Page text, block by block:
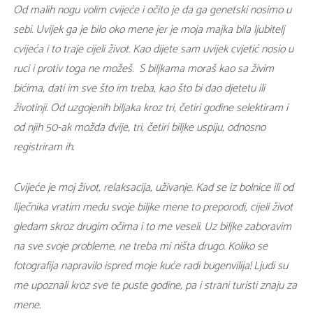
Od malih nogu volim cvijeće i očito je da ga genetski nosimo u
sebi. Uvijek ga je bilo oko mene jer je moja majka bila ljubitelj
cvijeća i to traje cijeli život. Kao dijete sam uvijek cvjetić nosio u
ruci i protiv toga ne možeš. S biljkama moraš kao sa živim
bićima, dati im sve što im treba, kao što bi dao djetetu ili
životinji. Od uzgojenih biljaka kroz tri, četiri godine selektiram i
od njih 50-ak možda dvije, tri, četiri biljke uspiju, odnosno
registriram ih.
Cvijeće je moj život, relaksacija, uživanje. Kad se iz bolnice ili od
liječnika vratim među svoje biljke mene to preporodi, cijeli život
gledam skroz drugim očima i to me veseli. Uz biljke zaboravim
na sve svoje probleme, ne treba mi ništa drugo. Koliko se
fotografija napravilo ispred moje kuće radi bugenvilija! Ljudi su
me upoznali kroz sve te puste godine, pa i strani turisti znaju za
mene.